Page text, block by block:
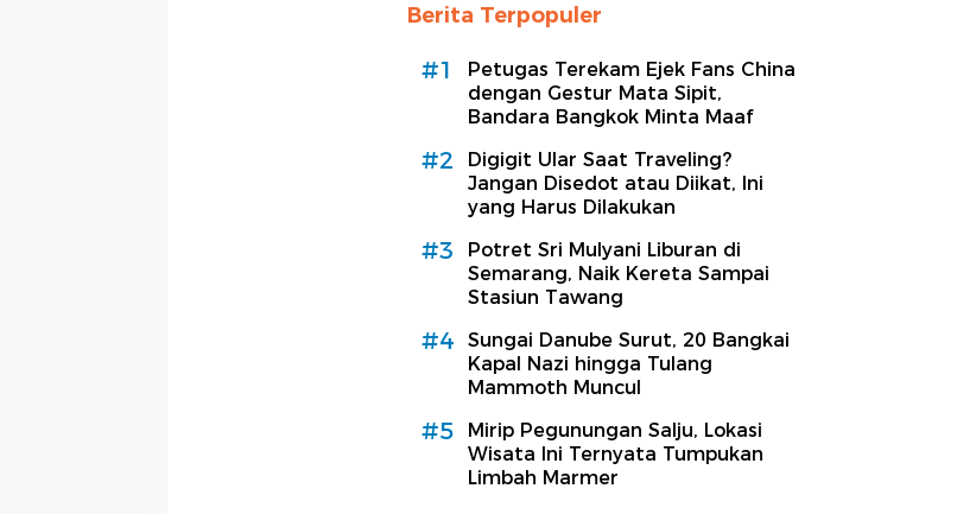
Berita Terpopuler
#1
Petugas Terekam Ejek Fans China
dengan Gestur Mata Sipit,
Bandara Bangkok Minta Maaf
#2
Digigit Ular Saat Traveling?
Jangan Disedot atau Diikat, Ini
yang Harus Dilakukan
#3
Potret Sri Mulyani Liburan di
Semarang, Naik Kereta Sampai
Stasiun Tawang
#4
Sungai Danube Surut, 20 Bangkai
Kapal Nazi hingga Tulang
Mammoth Muncul
#5
Mirip Pegunungan Salju, Lokasi
Wisata Ini Ternyata Tumpukan
Limbah Marmer